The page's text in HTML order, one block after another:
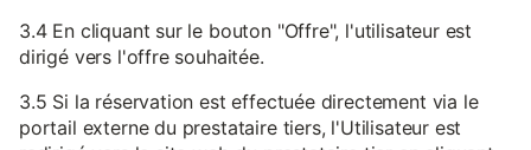
3.4 En cliquant sur le bouton "Offre", l'utilisateur est
dirigé vers l'offre souhaitée.
3.5 Si la réservation est effectuée directement via le
portail externe du prestataire tiers, l'Utilisateur est